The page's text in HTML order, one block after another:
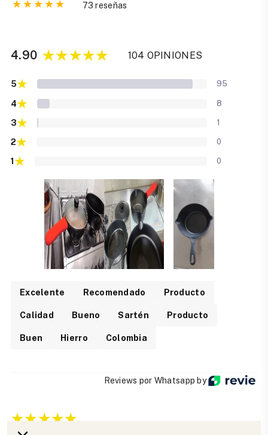
73 reseñas
4.90 104 OPINIONES
5★ 95
4★ 8
3★ 1
2★ 0
1★ 0
Excelente Recomendado Producto
Calidad Bueno Sartén Producto
Buen Hierro Colombia
Reviews por Whatsapp by
2026-07-21